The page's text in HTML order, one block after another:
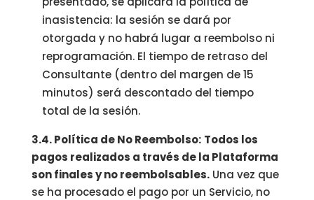
inasistencia: la sesión se dará por
otorgada y no habrá lugar a reembolso ni
reprogramación. El tiempo de retraso del
Consultante (dentro del margen de 15
minutos) será descontado del tiempo
total de la sesión.
3.4. Política de No Reembolso: Todos los
pagos realizados a través de la Plataforma
son finales y no reembolsables.Una vez que
se ha procesado el pago por un Servicio, no